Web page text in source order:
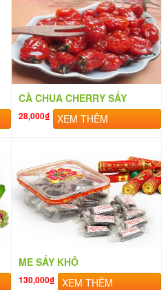
CÀ CHUA CHERRY SẤY
28,000₫ XEM THÊM
ME SẤY KHÔ
130,000₫ XEM THÊM